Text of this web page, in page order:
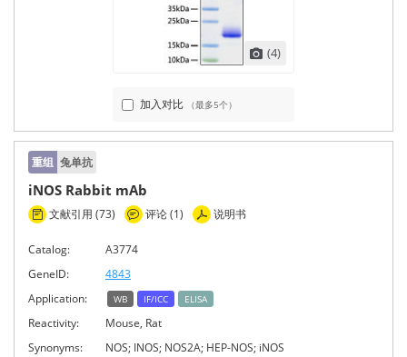
(4)
加入对比 （最多5个）
重组 兔单抗
iNOS Rabbit mAb
文献引用 (73) 评论 (1) 说明书
Catalog:
A3774
GeneID:
4843
Application:
WB IF/ICC ELISA
Reactivity:
Mouse, Rat
Synonyms:
NOS; INOS; NOS2A; HEP-NOS; iNOS